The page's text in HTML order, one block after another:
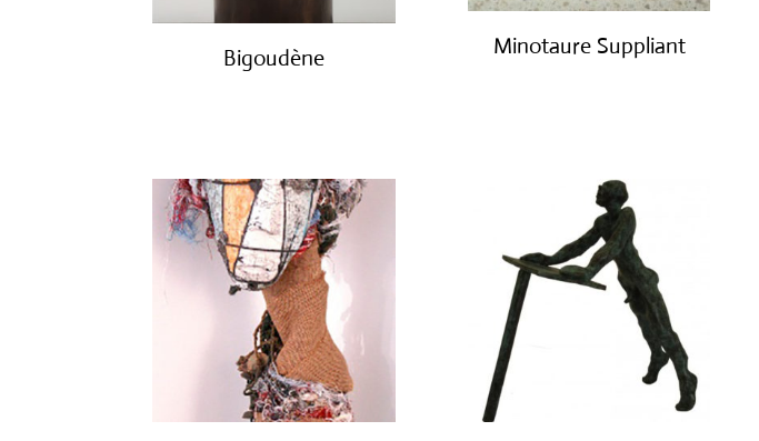
Bigoudène Minotaure Suppliant